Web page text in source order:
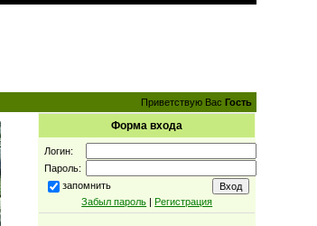
Приветствую Вас Гость
Форма входа
Логин:
Пароль:
запомнить
Забыл пароль | Регистрация